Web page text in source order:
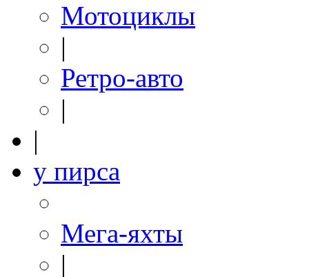
Мотоциклы
|
Ретро-авто
|
|
у пирса
Мега-яхты
|